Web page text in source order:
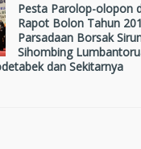
Pesta Parolop-olopon
Rapot Bolon Tahun
Parsadaan Borsak
Sihombing
dan Sekitarnya